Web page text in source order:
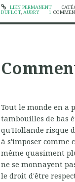
LIEN PERMANENT
DUFLOT, AUBRY 1
Tout le monde en a
tambouilles de bas
qu'Hollande risque
à s'imposer comme
même quasiment
ne se monnayent
le droit d'être